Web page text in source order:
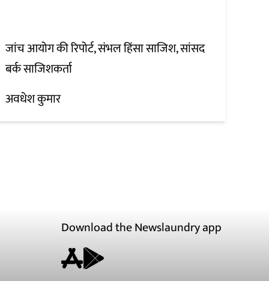
जांच आयोग की रिपोर्ट, संभल हिंसा साजिश, सांसद
बर्क साजिशकर्ता
अवधेश कुमार
Download the Newslaundry app